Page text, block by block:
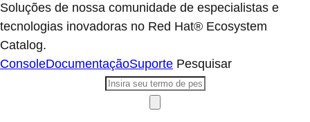
Soluções de nossa comunidade de especialistas e
tecnologias inovadoras no Red Hat® Ecosystem
Catalog.
ConsoleDocumentaçãoSuporte Pesquisar